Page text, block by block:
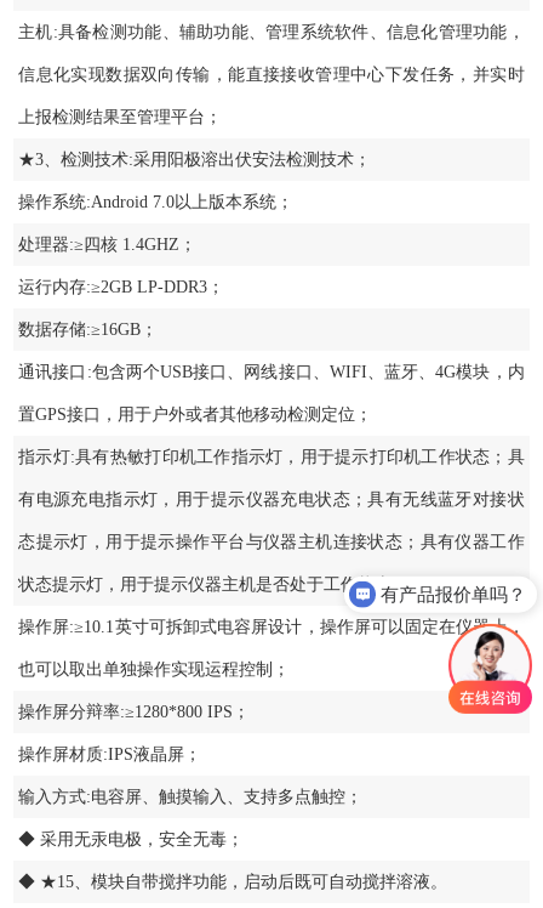
主机:具备检测功能、辅助功能、管理系统软件、信息化管理功能，
信息化实现数据双向传输，能直接接收管理中心下发任务，并实时
上报检测结果至管理平台；
★3、检测技术:采用阳极溶出伏安法检测技术；
操作系统:Android 7.0以上版本系统；
处理器:≥四核 1.4GHZ；
运行内存:≥2GB LP-DDR3；
数据存储:≥16GB；
通讯接口:包含两个USB接口、网线接口、WIFI、蓝牙、4G模块，内
置GPS接口，用于户外或者其他移动检测定位；
指示灯:具有热敏打印机工作指示灯，用于提示打印机工作状态；具
有电源充电指示灯，用于提示仪器充电状态；具有无线蓝牙对接状
态提示灯，用于提示操作平台与仪器主机连接状态；具有仪器工作
状态提示灯，用于提示仪器主机是否处于工作状态；
操作屏:≥10.1英寸可拆卸式电容屏设计，操作屏可以固定在仪器上，
也可以取出单独操作实现运程控制；
操作屏分辩率:≥1280*800 IPS；
操作屏材质:IPS液晶屏；
输入方式:电容屏、触摸输入、支持多点触控；
◆ 采用无汞电极，安全无毒；
◆ ★15、模块自带搅拌功能，启动后既可自动搅拌溶液。
有产品报价单吗？